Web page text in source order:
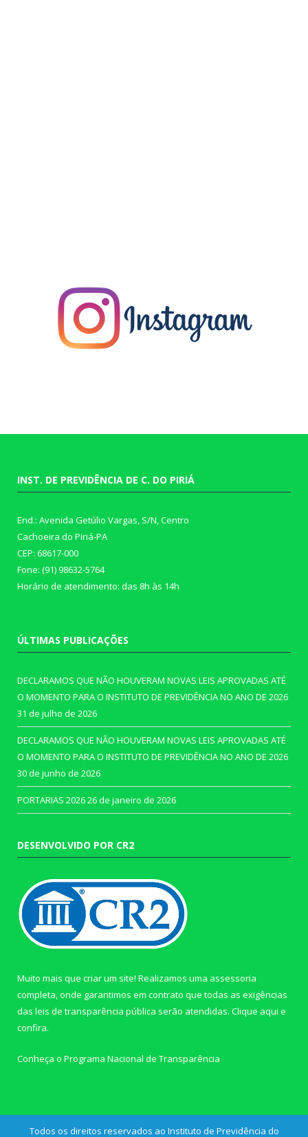
INST. DE PREVIDÊNCIA DE C. DO PIRIÁ
End.: Avenida Getúlio Vargas, S/N, Centro
Cachoeira do Piriá-PA
CEP: 68617-000
Fone: (91) 98632-5764
Horário de atendimento: das 8h às 14h
ÚLTIMAS PUBLICAÇÕES
DECLARAMOS QUE NÃO HOUVERAM NOVAS LEIS APROVADAS ATÉ
O MOMENTO PARA O INSTITUTO DE PREVIDÊNCIA NO ANO DE 2026
31 de julho de 2026
DECLARAMOS QUE NÃO HOUVERAM NOVAS LEIS APROVADAS ATÉ
O MOMENTO PARA O INSTITUTO DE PREVIDÊNCIA NO ANO DE 2026
30 de junho de 2026
PORTARIAS 202626 de janeiro de 2026
DESENVOLVIDO POR CR2
Muito mais que criar um site! Realizamos uma assessoria
completa, onde garantimos em contrato que todas as exigências
das leis de transparência pública serão atendidas. Clique aqui e
confira.
Conheça o Programa Nacional de Transparência
Todos os direitos reservados ao Instituto de Previdência do